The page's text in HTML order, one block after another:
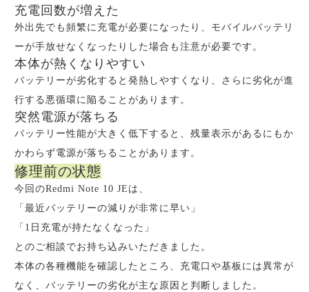
充電回数が増えた
外出先でも頻繁に充電が必要になったり、モバイルバッテリ
ーが手放せなくなったりした場合も注意が必要です。
本体が熱くなりやすい
バッテリーが劣化すると発熱しやすくなり、さらに劣化が進
行する悪循環に陥ることがあります。
突然電源が落ちる
バッテリー性能が大きく低下すると、残量表示があるにもか
かわらず電源が落ちることがあります。
修理前の状態
今回のRedmi Note 10 JEは、
「最近バッテリーの減りが非常に早い」
「1日充電が持たなくなった」
とのご相談でお持ち込みいただきました。
本体の各種機能を確認したところ、充電口や基板には異常が
なく、バッテリーの劣化が主な原因と判断しました。